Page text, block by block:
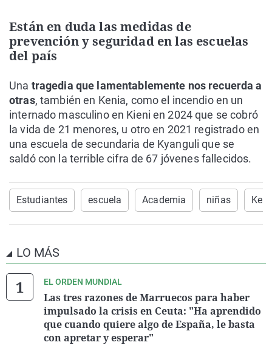
Están en duda las medidas de
prevención y seguridad en las escuelas
del país
Una tragedia que lamentablemente nos recuerda a
otras, también en Kenia, como el incendio en un
internado masculino en Kieni en 2024 que se cobró
la vida de 21 menores, u otro en 2021 registrado en
una escuela de secundaria de Kyanguli que se
saldó con la terrible cifra de 67 jóvenes fallecidos.
Estudiantes escuela Academia niñas
LO MÁS
EL ORDEN MUNDIAL
Las tres razones de Marruecos para haber
impulsado la crisis en Ceuta: "Ha aprendido
que cuando quiere algo de España, le basta
con apretar y esperar"